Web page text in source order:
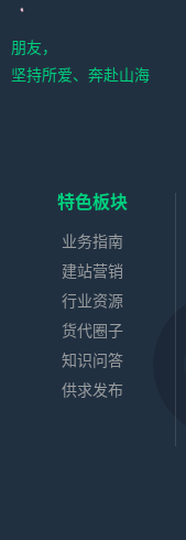
朋友，
坚持所爱、奔赴山海
特色板块
业务指南
建站营销
行业资源
货代圈子
知识问答
供求发布